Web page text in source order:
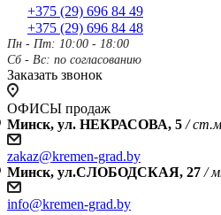
+375 (29) 696 84 49
+375 (29) 696 84 48
Пн - Пт: 10:00 - 18:00
Сб - Вс: по согласованию
Заказать звонок
ОФИСЫ продаж
Минск, ул. НЕКРАСОВА, 5 /
zakaz@kremen-grad.by
Минск, ул.СЛОБОДСКАЯ, 27 /
info@kremen-grad.by